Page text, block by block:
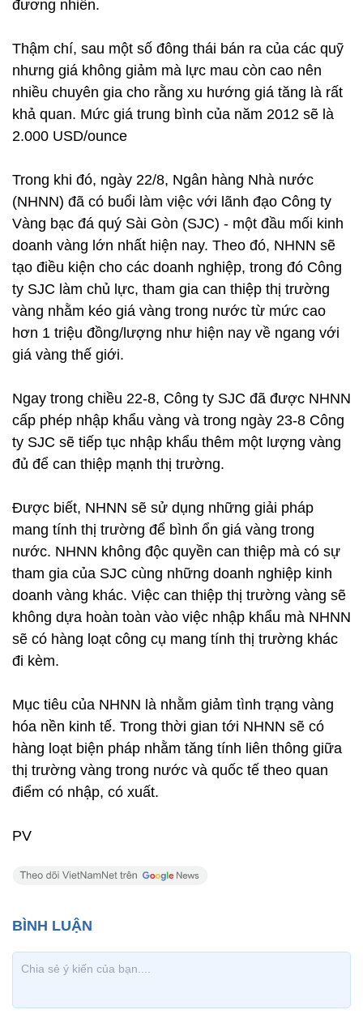
đương nhiên.
Thậm chí, sau một số đông thái bán ra của các quỹ
nhưng giá không giảm mà lực mau còn cao nên
nhiều chuyên gia cho rằng xu hướng giá tăng là rất
khả quan. Mức giá trung bình của năm 2012 sẽ là
2.000 USD/ounce
Trong khi đó, ngày 22/8, Ngân hàng Nhà nước
(NHNN) đã có buổi làm việc với lãnh đạo Công ty
Vàng bạc đá quý Sài Gòn (SJC) - một đầu mối kinh
doanh vàng lớn nhất hiện nay. Theo đó, NHNN sẽ
tạo điều kiện cho các doanh nghiệp, trong đó Công
ty SJC làm chủ lực, tham gia can thiệp thị trường
vàng nhằm kéo giá vàng trong nước từ mức cao
hơn 1 triệu đồng/lượng như hiện nay về ngang với
giá vàng thế giới.
Ngay trong chiều 22-8, Công ty SJC đã được NHNN
cấp phép nhập khẩu vàng và trong ngày 23-8 Công
ty SJC sẽ tiếp tục nhập khẩu thêm một lượng vàng
đủ để can thiệp mạnh thị trường.
Được biết, NHNN sẽ sử dụng những giải pháp
mang tính thị trường để bình ổn giá vàng trong
nước. NHNN không độc quyền can thiệp mà có sự
tham gia của SJC cùng những doanh nghiệp kinh
doanh vàng khác. Việc can thiệp thị trường vàng sẽ
không dựa hoàn toàn vào việc nhập khẩu mà NHNN
sẽ có hàng loạt công cụ mang tính thị trường khác
đi kèm.
Mục tiêu của NHNN là nhằm giảm tình trạng vàng
hóa nền kinh tế. Trong thời gian tới NHNN sẽ có
hàng loạt biện pháp nhằm tăng tính liên thông giữa
thị trường vàng trong nước và quốc tế theo quan
điểm có nhập, có xuất.
PV